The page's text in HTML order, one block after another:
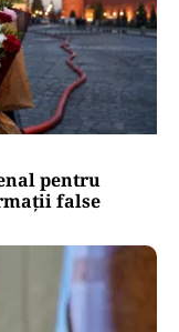
pentru
false